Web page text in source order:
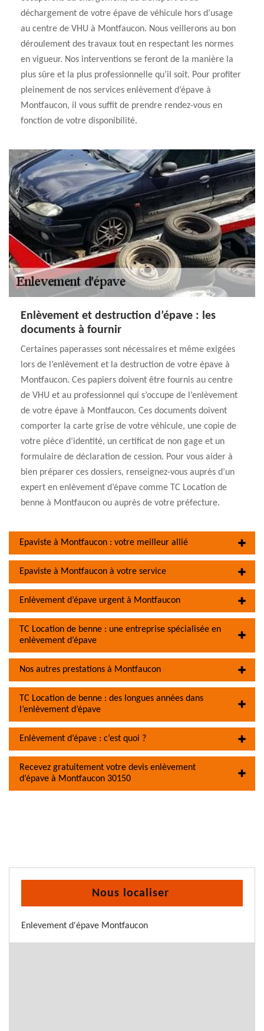
déchargement de votre épave de véhicule hors d’usage
au centre de VHU à Montfaucon. Nous veillerons au bon
déroulement des travaux tout en respectant les normes
en vigueur. Nos interventions se feront de la manière la
plus sûre et la plus professionnelle qu’il soit. Pour profiter
pleinement de nos services enlèvement d’épave à
Montfaucon, il vous suffit de prendre rendez-vous en
fonction de votre disponibilité.
Enlèvement et destruction d’épave : les
documents à fournir
Certaines paperasses sont nécessaires et même exigées
lors de l’enlèvement et la destruction de votre épave à
Montfaucon. Ces papiers doivent être fournis au centre
de VHU et au professionnel qui s’occupe de l’enlèvement
de votre épave à Montfaucon. Ces documents doivent
comporter la carte grise de votre véhicule, une copie de
votre pièce d’identité, un certificat de non gage et un
formulaire de déclaration de cession. Pour vous aider à
bien préparer ces dossiers, renseignez-vous auprès d’un
expert en enlèvement d’épave comme TC Location de
benne à Montfaucon ou auprès de votre préfecture.
Epaviste à Montfaucon : votre meilleur allié
Epaviste à Montfaucon à votre service
Enlèvement d’épave urgent à Montfaucon
TC Location de benne : une entreprise spécialisée en
enlèvement d’épave
Nos autres prestations à Montfaucon
TC Location de benne : des longues années dans
l’enlèvement d’épave
Enlèvement d’épave : c’est quoi ?
Recevez gratuitement votre devis enlèvement
d’épave à Montfaucon 30150
Nous localiser
Enlevement d'épave Montfaucon